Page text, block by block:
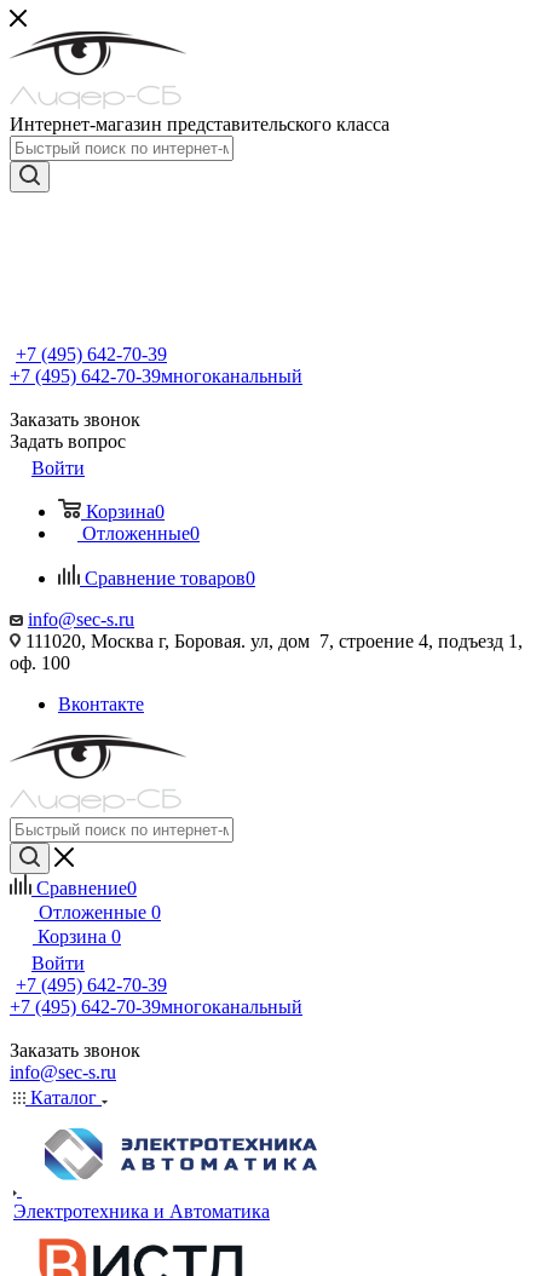
Интернет-магазин представительского класса
+7 (495) 642-70-39
+7 (495) 642-70-39многоканальный
Заказать звонок
Задать вопрос
Войти
Корзина0
Отложенные0
Сравнение товаров0
info@sec-s.ru
111020, Москва г, Боровая. ул, дом 7, строение 4, подъезд 1,
оф. 100
Вконтакте
Сравнение0
Отложенные 0
Корзина 0
Войти
+7 (495) 642-70-39
+7 (495) 642-70-39многоканальный
Заказать звонок
info@sec-s.ru
Каталог
Электротехника и Автоматика